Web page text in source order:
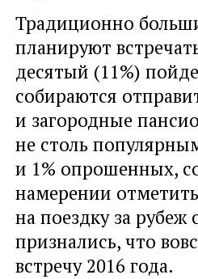
Традиционно
планируют
десятый (11%)
собираются
и загородные
не столь
и 1% опрошенных,
намерении
на поездку за рубеж
признались, что
встречу 2016 года.